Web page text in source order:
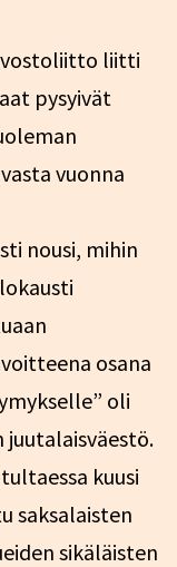
liitti
pysyivät
vuonna
nousi, mihin
osana
oli
kuusi
saksalaisten
sikäläisten